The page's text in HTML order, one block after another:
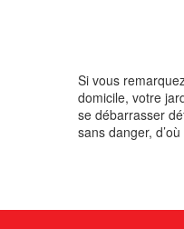
Si vous
domicile, votre
se débarrasser
sans danger,